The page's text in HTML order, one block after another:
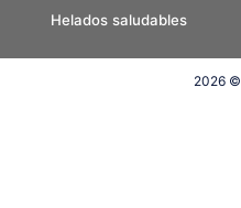
Helados saludables
2026 ©